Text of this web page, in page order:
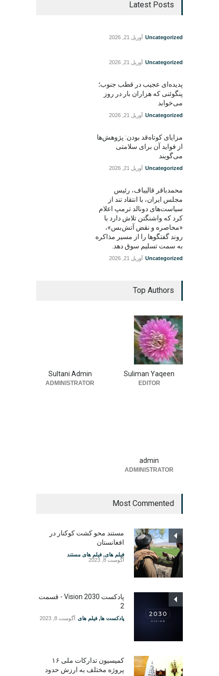
Latest Posts
Uncategorized آوریل 21, 2026
Uncategorized آوریل 21, 2026
پدیده‌ای عجیب در قطب جنوب؛
پنگوئنی که هزاران بار در روز
می‌خوابد
Uncategorized آوریل 21, 2026
مزایای کوتاه‌قد بودن: پژوهش‌ها
از فواید آن برای سلامتی
می‌گویند
Uncategorized آوریل 21, 2026
محمدباقر قالیباف، رئیس
مجلس ایران، با انتقاد تند از
سیاست‌های دونالد ترمپ اعلام
کرد که واشنگتن تلاش دارد با
«محاصره و نقض آتش‌بس»،
روند گفتگوها را از مسیر مذاکره
به سمت تسلیم سوق دهد.
Uncategorized آوریل 21, 2026
Top Authors
Suliman Yaqeen
EDITOR
Sultani Admin
ADMINISTRATOR
admin
ADMINISTRATOR
Most Commented
مستند محو کشت کوکنار در
افغانستان
فیلم های, فیلم های مستند
آگوست 8, 2023
پادکست Vision 2030 - قسمت
2
پادکست ها, فیلم های آگوست 8, 2023
کمیسیون تدارکات ملی ۱۶
پروژه مختلف به ارزش حدود